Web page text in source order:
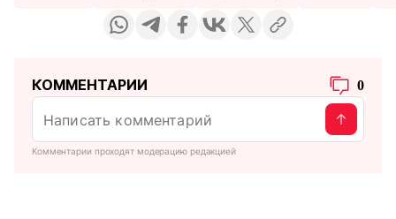
КОММЕНТАРИИ 0
Комментарии проходят модерацию редакцией